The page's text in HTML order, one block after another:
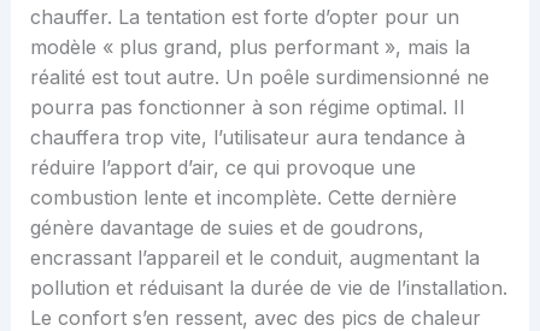
chauffer. La tentation est forte d’opter pour un
modèle « plus grand, plus performant », mais la
réalité est tout autre. Un poêle surdimensionné ne
pourra pas fonctionner à son régime optimal. Il
chauffera trop vite, l’utilisateur aura tendance à
réduire l’apport d’air, ce qui provoque une
combustion lente et incomplète. Cette dernière
génère davantage de suies et de goudrons,
encrassant l’appareil et le conduit, augmentant la
pollution et réduisant la durée de vie de l’installation.
Le confort s’en ressent, avec des pics de chaleur